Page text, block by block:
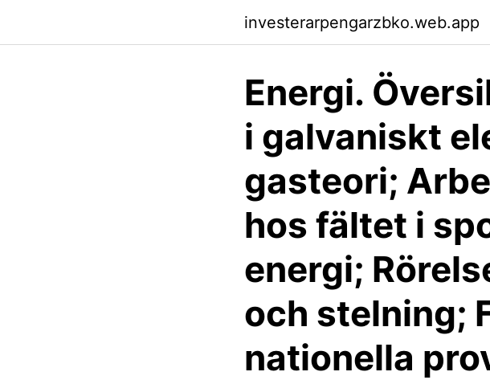
investerarpengarzbko.web.app
Energi.
i galvaniskt
gasteori;
hos fältet i
energi;
och stelning;
nationella